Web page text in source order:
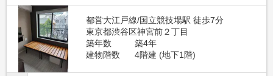
都営大江戸線/国立競技場駅 徒歩7分
東京都渋谷区神宮前２丁目
築年数
築4年
建物階数
4階建 (地下1階)